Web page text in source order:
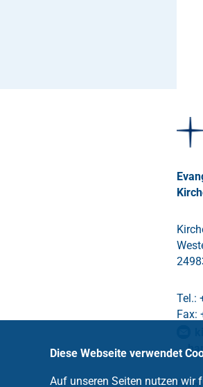
Tel.:
Fax:
Diese Webseite verwendet
Auf unseren Seiten nutzen wir